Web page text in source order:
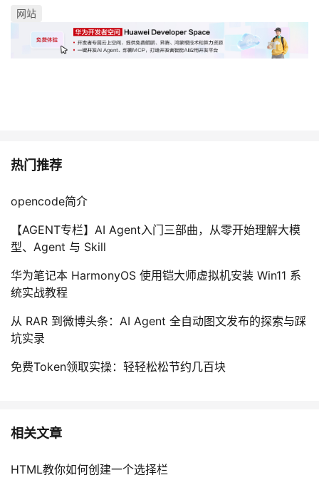
网站
热门推荐
opencode简介
【AGENT专栏】AI Agent入门三部曲，从零开始理解大模
型、Agent 与 Skill
华为笔记本 HarmonyOS 使用铠大师虚拟机安装 Win11 系
统实战教程
从 RAR 到微博头条：AI Agent 全自动图文发布的探索与踩
坑实录
免费Token领取实操：轻轻松松节约几百块
相关文章
HTML教你如何创建一个选择栏